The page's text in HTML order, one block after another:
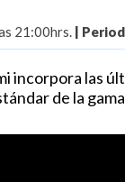
21:00hrs. |
incorpora las
de la